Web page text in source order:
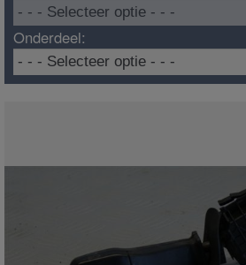
Onderdeel: